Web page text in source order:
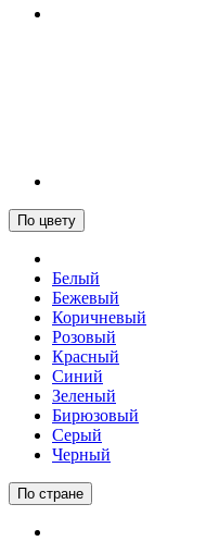
По цвету
Белый
Бежевый
Коричневый
Розовый
Красный
Синий
Зеленый
Бирюзовый
Серый
Черный
По стране